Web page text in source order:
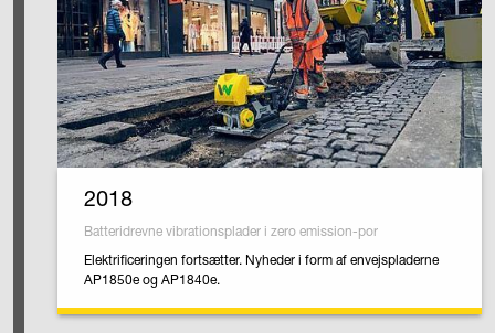
2018
Batteridrevne vibrationsplader i zero emission-por
Elektrificeringen fortsætter. Nyheder i form af envejspladerne
AP1850e og AP1840e.